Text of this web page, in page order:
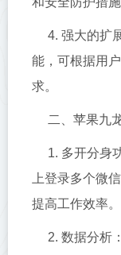
4. 强大的扩
能，可根据用
求。
二、苹果九
1. 多开分身
上登录多个微
提高工作效率。
2. 数据分析